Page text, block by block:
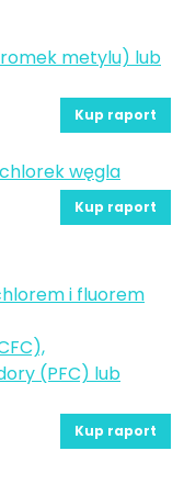
metylu) lub
Kup raport
węgla
Kup raport
i fluorem
(PFC) lub
Kup raport